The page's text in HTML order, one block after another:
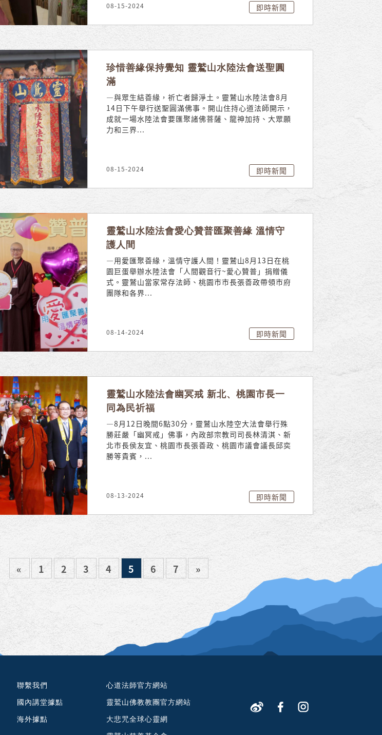
08-15-2024 即時新聞
珍惜善緣保持覺知 靈鷲山水陸法會送聖圓
滿
—與眾生結善緣，祈亡者歸淨土。靈鷲山水陸法會8月
14日下午舉行送聖圓滿佛事。開山住持心道法師開示，
成就一場水陸法會要匯聚諸佛菩薩、龍神加持、大眾願
力和三界...
08-15-2024 即時新聞
靈鷲山水陸法會愛心贊普匯聚善緣 溫情守
護人間
—用愛匯聚善緣，溫情守護人間！靈鷲山8月13日在桃
園巨蛋舉辦水陸法會「人間觀音行~愛心贊普」捐贈儀
式。靈鷲山當家常存法師、桃園市市長張善政帶領市府
團隊和各界...
08-14-2024 即時新聞
靈鷲山水陸法會幽冥戒 新北、桃園市長一
同為民祈福
—8月12日晚間6點30分，靈鷲山水陸空大法會舉行殊
勝莊嚴「幽冥戒」佛事，內政部宗教司司長林清淇、新
北市長侯友宜、桃園市長張善政、桃園市議會議長邱奕
勝等貴賓，...
08-13-2024 即時新聞
« 1 2 3 4 5 6 7 »
聯繫我們
國內講堂據點
海外據點
心道法師官方網站
靈鷲山佛教教團官方網站
大悲咒全球心靈網